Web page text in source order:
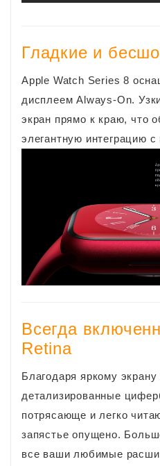
Гладкие и
Apple Watch Series 8
дисплеем Always‑On.
экран прямо к краю, что
элегантную интеграцию с
Всегда
Retina
Благодаря яркому
детализированные
потрясающе и легко
запястье опущено.
все ваши любимые